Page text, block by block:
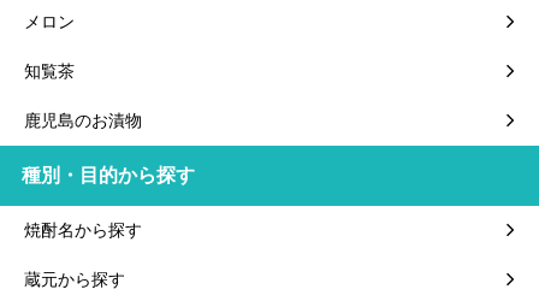
メロン
知覧茶
鹿児島のお漬物
種別・目的から探す
焼酎名から探す
蔵元から探す